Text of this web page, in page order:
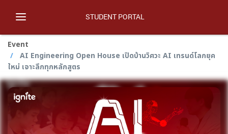
Toggle
STUDENT PORTAL
Event
AI Engineering Open House เปิดบ้านวิศวะ AI เทรนด์โลกยุค
ใหม่ เจาะลึกทุกหลักสูตร